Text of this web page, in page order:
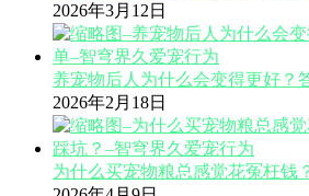
2026年3月12日
养宠物后人为什么会变得更好？
2026年2月18日
为什么买宠物粮总感觉花冤枉钱